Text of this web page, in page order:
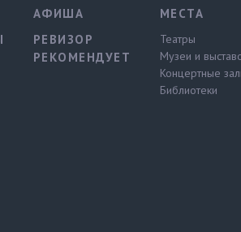
АФИША
РЕВИЗОР
РЕКОМЕНДУЕТ
МЕСТА
Театры
Музеи и
Концертные
Библиотеки